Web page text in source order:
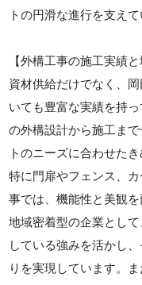
トの円滑な進行を支えて
【外構工事の施工実績
資材供給だけでなく、
いても豊富な実績を持
の外構設計から施工ま
トのニーズに合わせた
特に門扉やフェンス、
事では、機能性と美観
地域密着型の企業とし
している強みを活かし
りを実現しています。